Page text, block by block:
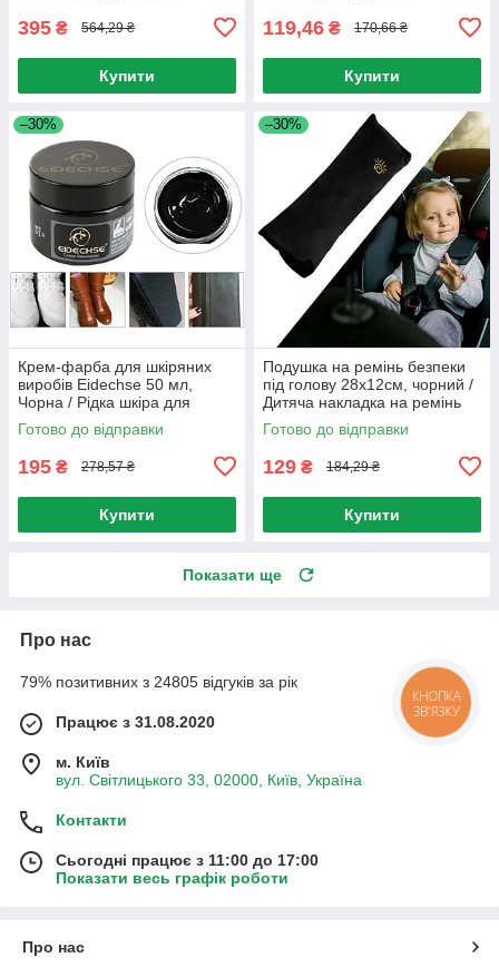
395 ₴ 564,29 ₴
Купити
119,46 ₴ 170,66 ₴
Купити
–30%
Крем-фарба для шкіряних
виробів Еidechse 50 мл,
Чорна / Рідка шкіра для
відновлення шкіри
Готово до відправки
195 ₴ 278,57 ₴
Купити
–30%
Подушка на ремінь безпеки
під голову 28х12см, чорний /
Дитяча накладка на ремінь
безпеки
Готово до відправки
129 ₴ 184,29 ₴
Купити
Показати ще
Про нас
79% позитивних з 24805 відгуків за рік
Працює з 31.08.2020
м. Київ
вул. Світлицького 33, 02000, Київ, Україна
Контакти
Сьогодні працює з 11:00 до 17:00
Показати весь графік роботи
Про нас
КНОПКА
ЗВ'ЯЗКУ